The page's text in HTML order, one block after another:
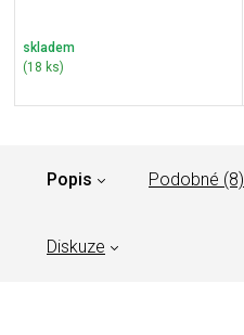
skladem
(18 ks)
Popis Podobné (8)
Diskuze